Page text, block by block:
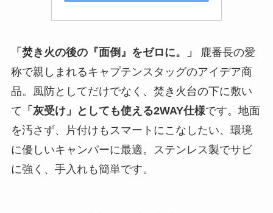
「焚き火の後の『面倒』をゼロに。」
鹿番長の愛
称で親しまれるキャプテンスタッグのアイデア商
品。風防としてだけでなく、焚き火台の下に敷い
て 「灰受け」としても使える2WAY仕様です。地面
を汚さず、片付けもスマートにこなしたい、環境
に優しいキャンパーに最適。ステンレス製でサビ
に強く、手入れも簡単です。